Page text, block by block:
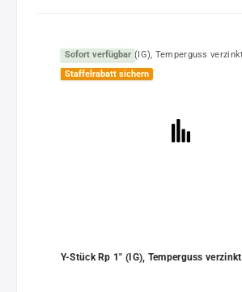
Sofort verfügbar
Staffelrabatt sichern
Y-Stück Rp 1" (IG), Temperguss verzinkt